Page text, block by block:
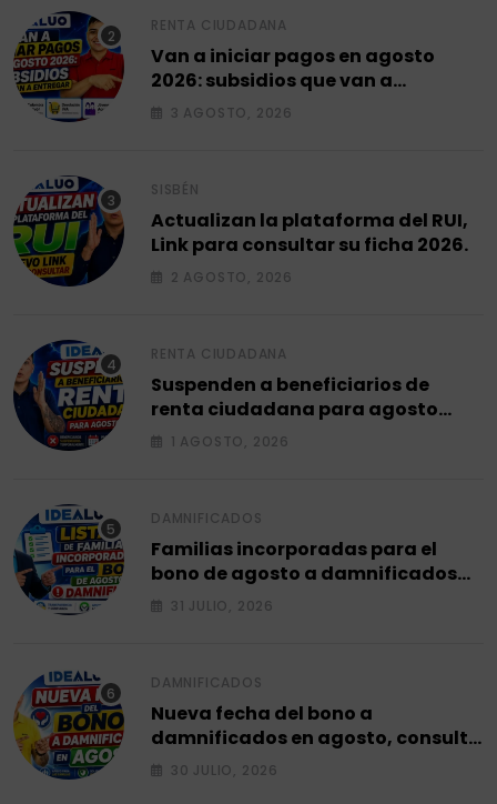
RENTA CIUDADANA
Van a iniciar pagos en agosto
2026: subsidios que van a
entregar.
3 AGOSTO, 2026
SISBÉN
Actualizan la plataforma del RUI,
Link para consultar su ficha 2026.
2 AGOSTO, 2026
RENTA CIUDADANA
Suspenden a beneficiarios de
renta ciudadana para agosto
2026.
1 AGOSTO, 2026
DAMNIFICADOS
Familias incorporadas para el
bono de agosto a damnificados
2026.
31 JULIO, 2026
DAMNIFICADOS
Nueva fecha del bono a
damnificados en agosto, consulta
el siguiente ciclo 2026.
30 JULIO, 2026